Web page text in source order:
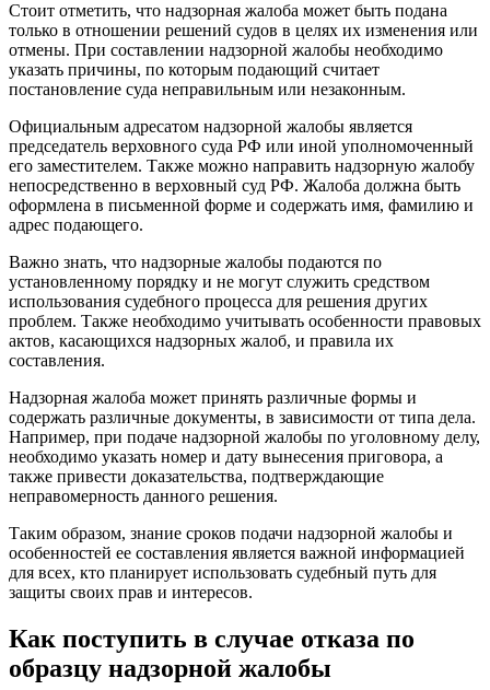
Стоит отметить, что надзорная жалоба может быть подана
только в отношении решений судов в целях их изменения или
отмены. При составлении надзорной жалобы необходимо
указать причины, по которым подающий считает
постановление суда неправильным или незаконным.
Официальным адресатом надзорной жалобы является
председатель верховного суда РФ или иной уполномоченный
его заместителем. Также можно направить надзорную жалобу
непосредственно в верховный суд РФ. Жалоба должна быть
оформлена в письменной форме и содержать имя, фамилию и
адрес подающего.
Важно знать, что надзорные жалобы подаются по
установленному порядку и не могут служить средством
использования судебного процесса для решения других
проблем. Также необходимо учитывать особенности правовых
актов, касающихся надзорных жалоб, и правила их
составления.
Надзорная жалоба может принять различные формы и
содержать различные документы, в зависимости от типа дела.
Например, при подаче надзорной жалобы по уголовному делу,
необходимо указать номер и дату вынесения приговора, а
также привести доказательства, подтверждающие
неправомерность данного решения.
Таким образом, знание сроков подачи надзорной жалобы и
особенностей ее составления является важной информацией
для всех, кто планирует использовать судебный путь для
защиты своих прав и интересов.
Как поступить в случае отказа по
образцу надзорной жалобы